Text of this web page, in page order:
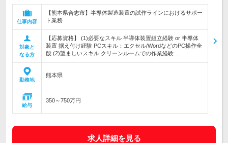
仕事内容
【熊本県合志市】半導体製造装置の試作ラインにおけるサポー
ト業務
対象と
なる方
【応募資格】 (1)必要なスキル 半導体装置組立経験 or 半導体
装置 据え付け経験 PCスキル：エクセル/WordなどのPC操作全
般 (2)望ましいスキル クリーンルームでの作業経験 …
勤務地
熊本県
給与
350～750万円
求人詳細を見る